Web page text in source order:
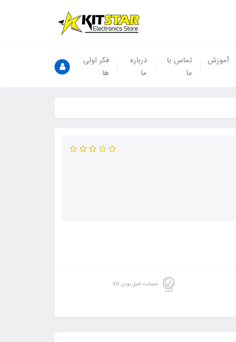
آموزش
تماس با
ما
درباره
ما
فکر اولی
ها
ضمانت اصل بودن کالا